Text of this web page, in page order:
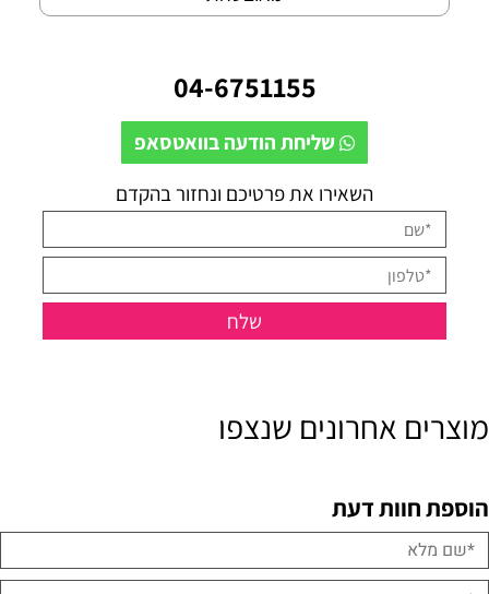
04-6751155
שליחת הודעה בוואטסאפ
השאירו את פרטיכם ונחזור בהקדם
מוצרים אחרונים שנצפו
הוספת חוות דעת